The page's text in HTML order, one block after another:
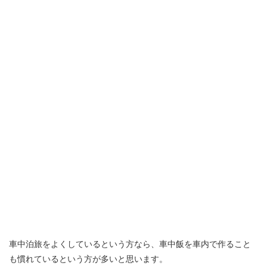
車中泊旅をよくしているという方なら、車中飯を車内で作ること
も慣れているという方が多いと思います。